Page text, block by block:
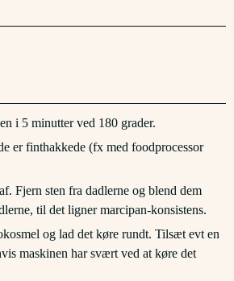
i 5 minutter ved 180 grader.
er finthakkede (fx med foodprocessor
Fjern sten fra dadlerne og blend dem
til det ligner marcipan-konsistens.
og lad det køre rundt. Tilsæt evt en
maskinen har svært ved at køre det